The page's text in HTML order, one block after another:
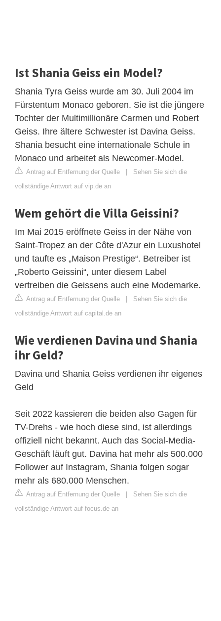
Ist Shania Geiss ein Model?
Shania Tyra Geiss wurde am 30. Juli 2004 im
Fürstentum Monaco geboren. Sie ist die jüngere
Tochter der Multimillionäre Carmen und Robert
Geiss. Ihre ältere Schwester ist Davina Geiss.
Shania besucht eine internationale Schule in
Monaco und arbeitet als Newcomer-Model.
Antrag auf Entfernung der Quelle | Sehen Sie sich die
vollständige Antwort auf vip.de an
Wem gehört die Villa Geissini?
Im Mai 2015 eröffnete Geiss in der Nähe von
Saint-Tropez an der Côte d'Azur ein Luxushotel
und taufte es „Maison Prestige“. Betreiber ist
„Roberto Geissini“, unter diesem Label
vertreiben die Geissens auch eine Modemarke.
Antrag auf Entfernung der Quelle | Sehen Sie sich die
vollständige Antwort auf capital.de an
Wie verdienen Davina und Shania
ihr Geld?
Davina und Shania Geiss verdienen ihr eigenes
Geld
Seit 2022 kassieren die beiden also Gagen für
TV-Drehs - wie hoch diese sind, ist allerdings
offiziell nicht bekannt. Auch das Social-Media-
Geschäft läuft gut. Davina hat mehr als 500.000
Follower auf Instagram, Shania folgen sogar
mehr als 680.000 Menschen.
Antrag auf Entfernung der Quelle | Sehen Sie sich die
vollständige Antwort auf focus.de an